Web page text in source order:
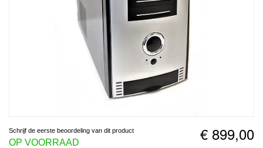
€ 899,00
Schrijf de eerste beoordeling van dit product
OP VOORRAAD